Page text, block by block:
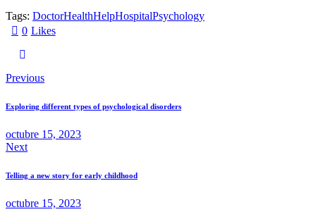
Tags: DoctorHealthHelpHospitalPsychology
0 Likes
Previous
Exploring different types of psychological disorders
octubre 15, 2023
Next
Telling a new story for early childhood
octubre 15, 2023